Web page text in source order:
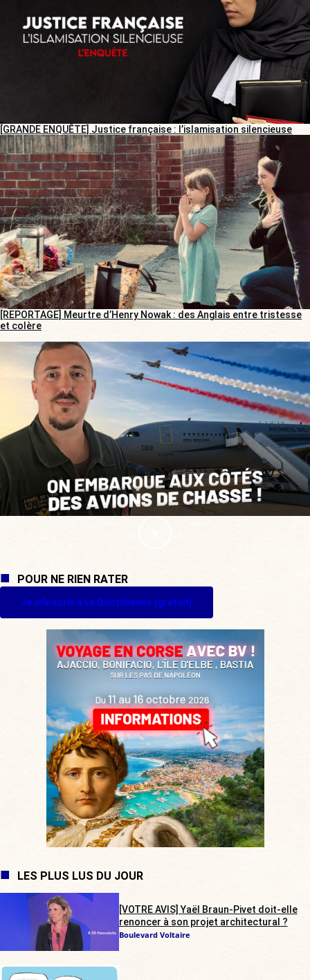
[GRANDE ENQUÊTE] Justice française : l’islamisation silencieuse
[REPORTAGE] Meurtre d’Henry Nowak : des Anglais entre tristesse
et colère
POUR NE RIEN RATER
Je m'inscris à La Quotidienne (gratuit)
LES PLUS LUS DU JOUR
[VOTRE AVIS] Yaël Braun-Pivet doit-elle
renoncer à son projet architectural ?
Boulevard Voltaire